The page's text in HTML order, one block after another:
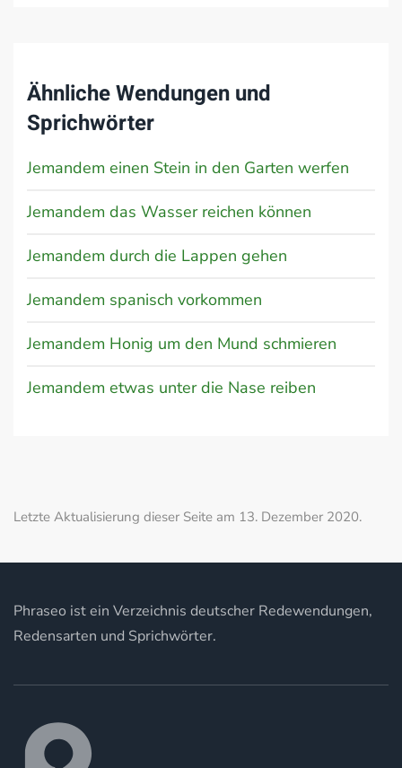
Ähnliche Wendungen und
Sprichwörter
Jemandem einen Stein in den Garten werfen
Jemandem das Wasser reichen können
Jemandem durch die Lappen gehen
Jemandem spanisch vorkommen
Jemandem Honig um den Mund schmieren
Jemandem etwas unter die Nase reiben
Letzte Aktualisierung dieser Seite am 13. Dezember 2020.
Phraseo ist ein Verzeichnis deutscher Redewendungen,
Redensarten und Sprichwörter.